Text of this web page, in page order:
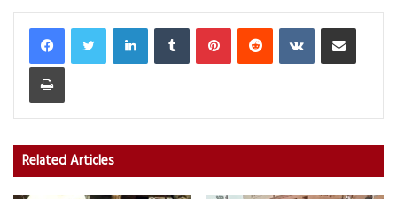
LinkedInTumblr PinterestReddit VKontakteShare via Email
Print
Related Articles